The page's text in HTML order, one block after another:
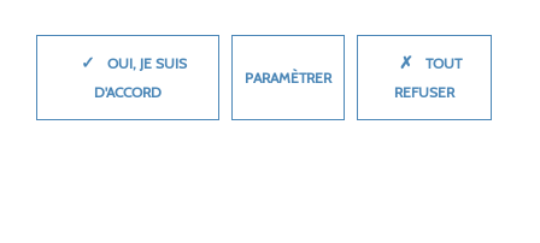
✓
OUI, JE SUIS
D'ACCORD
PARAMÈTRER
✗
TOUT
REFUSER
MASQUER